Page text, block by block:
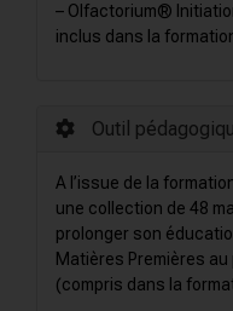
– Olfactorium®
inclus dans la
Outil
A l’issue de la
une collection de 48
prolonger son
Matières Premières au
(compris dans la